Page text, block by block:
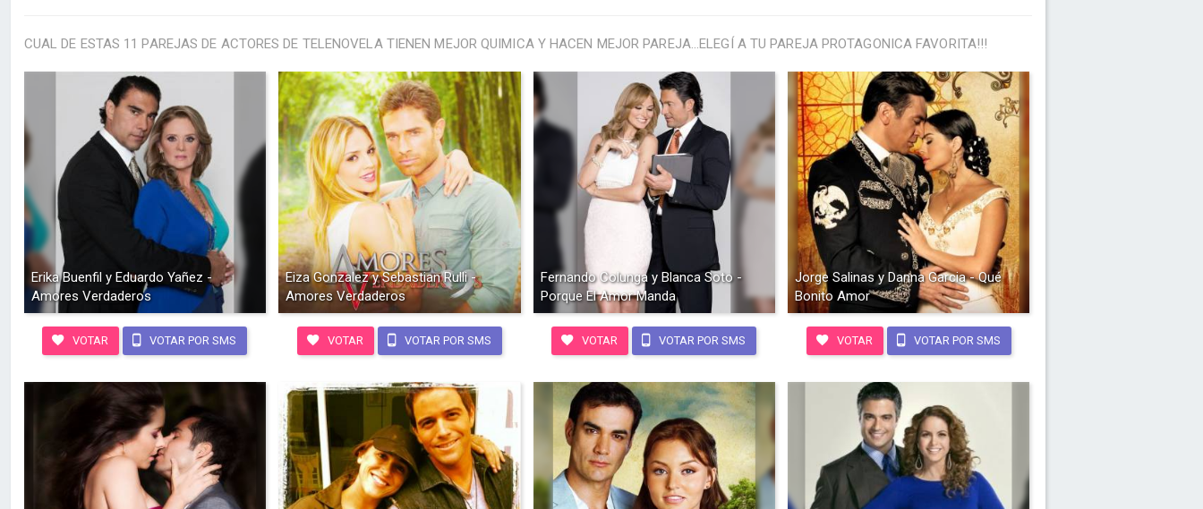
CUAL DE ESTAS 11 PAREJAS DE ACTORES DE TELENOVELA TIENEN MEJOR QUIMICA Y HACEN MEJOR PAREJA...ELEGÍ A TU PAREJA PROTAGONICA FAVORITA!!!
Erika Buenfil y Eduardo Yañez -
Amores Verdaderos
VOTAR VOTAR POR SMS
Eiza Gonzalez y Sebastian Rulli -
Amores Verdaderos
VOTAR VOTAR POR SMS
Fernando Colunga y Blanca Soto -
Porque El Amor Manda
VOTAR VOTAR POR SMS
Jorge Salinas y Danna Garcia - Qué
Bonito Amor
VOTAR VOTAR POR SMS